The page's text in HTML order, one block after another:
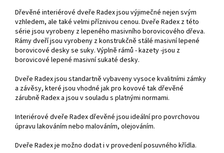
Dřevěné interiérové dveře Radex jsou výjimečné nejen svým
vzhledem, ale také velmi příznivou cenou. Dveře Radex z této
série jsou vyrobeny z lepeného masivního borovicového dřeva.
Rámy dveří jsou vyrobeny z konstrukčně stálé masivní lepené
borovicové desky se suky. Výplně rámů - kazety -jsou z
borovicové lepené masivní sukaté desky.
Dveře Radex jsou standartně vybaveny vysoce kvalitními zámky
a závěsy, které jsou vhodné jak pro kovové tak dřevěné
zárubně Radex a jsou v souladu s platnými normami.
Interiérové dveře Radex dřevěné jsou ideální pro povrchovou
úpravu lakováním nebo malováním, olejováním.
Dveře Radex je možno dodat i v provedení posuvného křídla.